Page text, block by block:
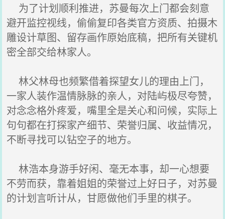
为了计划顺利推进，苏曼每次上门都会刻意
避开监控视线，偷偷复印各类官方资质、拍摄木
雕设计草图、留存画作原始底稿，把所有关键机
密全部交给林家人。
林父林母也频繁借着探望女儿的理由上门，
一家人装作温情脉脉的亲人，对陆屿极尽夸赞，
对念念格外疼爱，嘴里全是关心和问候，实际上
句句都在打探家产细节、荣誉归属、收益情况，
不断寻找可以钻空子的地方。
林浩本身游手好闲、毫无本事，却一心想要
不劳而获，靠着姐姐的荣誉过上好日子，对苏曼
的计划言听计从，甘愿做他们手里的棋子。